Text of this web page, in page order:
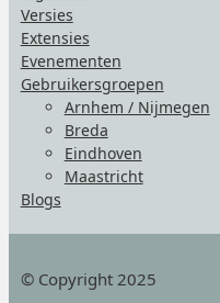
Versies
Extensies
Evenementen
Gebruikersgroepen
Arnhem / Nijmegen
Breda
Eindhoven
Maastricht
Blogs
© Copyright 2025